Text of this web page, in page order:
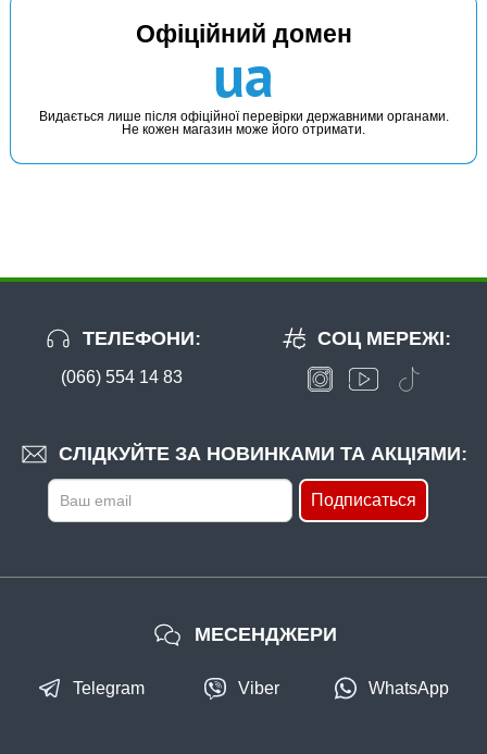
Офіційний домен
ua
Видається лише після офіційної перевірки державними органами.
Не кожен магазин може його отримати.
ТЕЛЕФОНИ:
(066) 554 14 83
СЛІДКУЙТЕ ЗА НОВИНКАМИ ТА АКЦІЯМИ:
Подписаться
СОЦ МЕРЕЖІ:
МЕСЕНДЖЕРИ
Telegram Viber WhatsApp